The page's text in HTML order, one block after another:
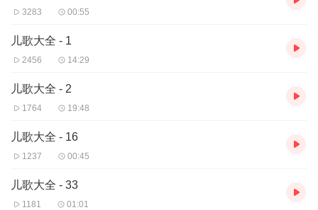
3283 00:55
儿歌大全 - 1
2456 14:29
儿歌大全 - 2
1764 19:48
儿歌大全 - 16
1237 00:45
儿歌大全 - 33
1181 01:01